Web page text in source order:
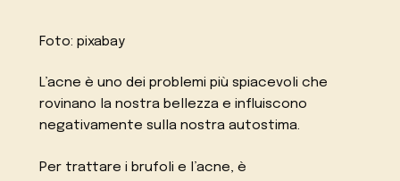
Foto: pixabay
L’acne è uno dei problemi più spiacevoli che
rovinano la nostra bellezza e influiscono
negativamente sulla nostra autostima.
Per trattare i brufoli e l’acne, è